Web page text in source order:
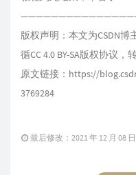
版权声明：本文为CSDN博
循CC 4.0 BY-SA版权协议
原文链接： https://
3769284
最后修改：2021 年 12 月 08 日